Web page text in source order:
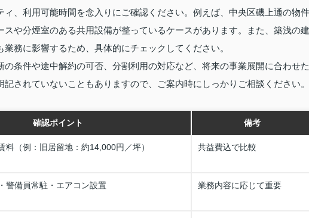
、利用可能時間を念入りにご確認ください。例えば、中央区磯上通の物件
や分煙室のある共用設備が整っているケースがあります。また、築浅の建
務に影響するため、具体的にチェックしてください。
条件や途中解約の可否、分割利用の対応など、将来の事業展開に合わせた
されていないこともありますので、ご案内時にしっかりご相談ください。
確認ポイント 備考
料（例：旧居留地：約14,000円／坪） 共益費込で比較
警備員常駐・エアコン設置 業務内容に応じて重要